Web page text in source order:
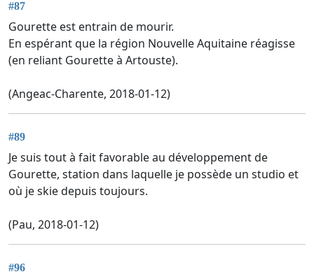
#87
Gourette est entrain de mourir.
En espérant que la région Nouvelle Aquitaine réagisse
(en reliant Gourette à Artouste).
(Angeac-Charente, 2018-01-12)
#89
Je suis tout à fait favorable au développement de
Gourette, station dans laquelle je possède un studio et
où je skie depuis toujours.
(Pau, 2018-01-12)
#96